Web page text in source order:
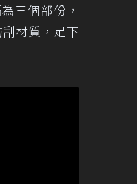
三個部份，
材質，足下